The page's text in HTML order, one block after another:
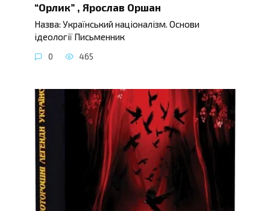
“Орлик” , Ярослав Оршан
Назва: Український націоналізм. Основи
ідеології Письменник
0 465